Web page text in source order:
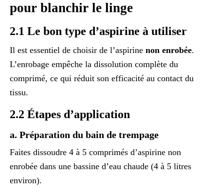
pour blanchir le linge
2.1 Le bon type d’aspirine à utiliser
Il est essentiel de choisir de l’aspirine non enrobée.
L’enrobage empêche la dissolution complète du
comprimé, ce qui réduit son efficacité au contact du
tissu.
2.2 Étapes d’application
a. Préparation du bain de trempage
Faites dissoudre 4 à 5 comprimés d’aspirine non
enrobée dans une bassine d’eau chaude (4 à 5 litres
environ).